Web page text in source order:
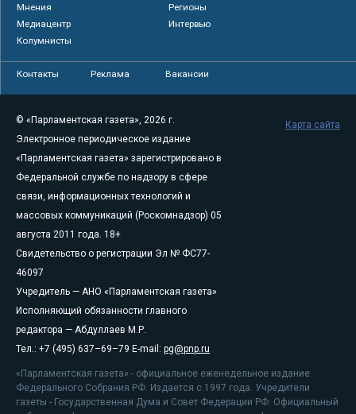
Мнения
Регионы
Медиацентр
Интервью
Колумнисты
Контакты Реклама Вакансии
© «Парламентская газета», 2026 г.
Электронное периодическое издание
«Парламентская газета» зарегистрировано в
Федеральной службе по надзору в сфере
связи, информационных технологий и
массовых коммуникаций (Роскомнадзор) 05
августа 2011 года. 18+
Свидетельство о регистрации Эл № ФС77-
46097
Учредитель — АНО «Парламентская газета»
Исполняющий обязанности главного
редактора — Абдуллаев М.Р.
Тел.: +7 (495) 637–69–79 E-mail: pg@pnp.ru
«Парламентская газета» - официальное еженедельное издание
Федерального Собрания РФ. Издается с 1997 года. Учредители
газеты - Государственная Дума и Совет Федерации РФ. Официальный
Карта сайта